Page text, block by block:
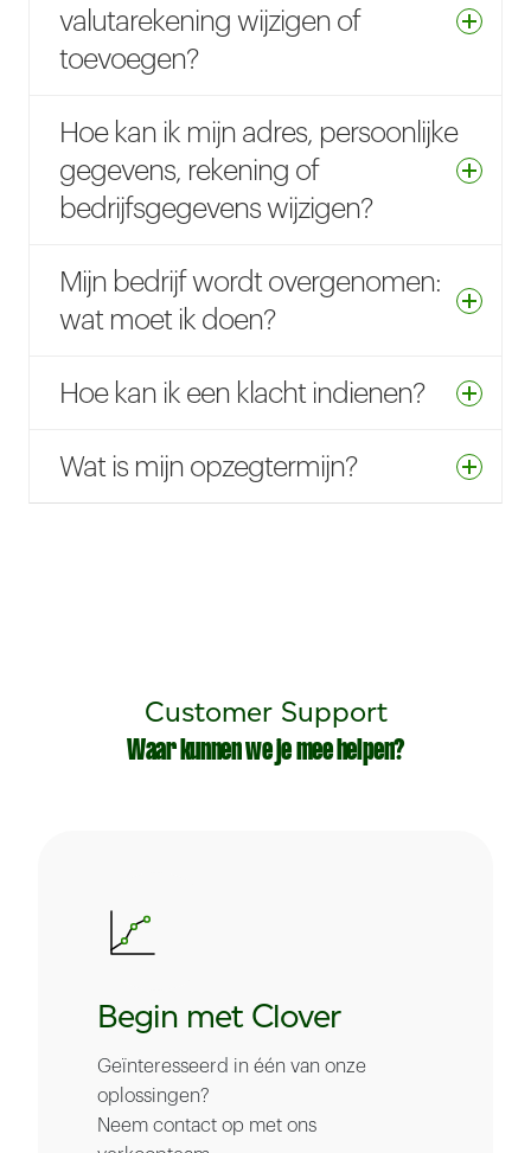
valutarekening wijzigen of
toevoegen?
Hoe kan ik mijn adres, persoonlijke
gegevens, rekening of
bedrijfsgegevens wijzigen?
Mijn bedrijf wordt overgenomen:
wat moet ik doen?
Hoe kan ik een klacht indienen?
Wat is mijn opzegtermijn?
Customer Support
Waar kunnen we je mee helpen?
Begin met Clover
Geïnteresseerd in één van onze
oplossingen?
Neem contact op met ons